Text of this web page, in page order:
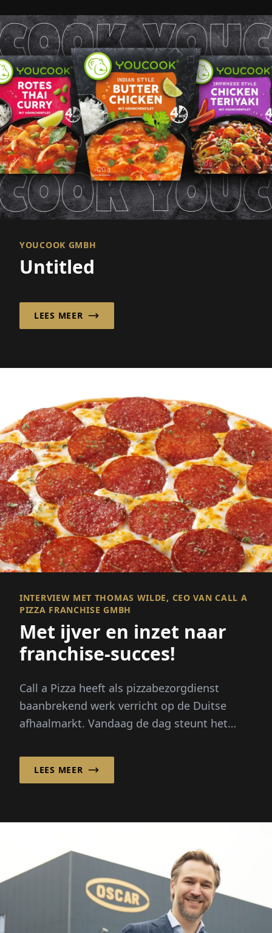
YOUCOOK GMBH
Untitled
LEES MEER
INTERVIEW MET THOMAS WILDE, CEO VAN CALL A
PIZZA FRANCHISE GMBH
Met ijver en inzet naar
franchise-succes!
Call a Pizza heeft als pizzabezorgdienst
baanbrekend werk verricht op de Duitse
afhaalmarkt. Vandaag de dag steunt het
LEES MEER